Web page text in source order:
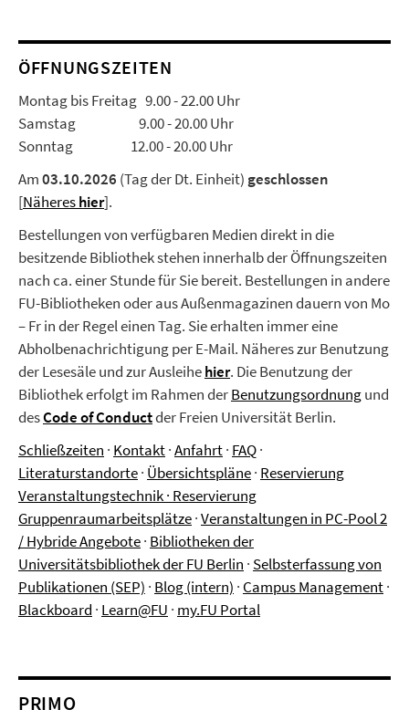
ÖFFNUNGSZEITEN
Montag bis Freitag 9.00 - 22.00 Uhr
Samstag 9.00 - 20.00 Uhr
Sonntag 12.00 - 20.00 Uhr
Am03.10.2026 (Tag der Dt. Einheit) geschlossen
[Nähereshier].
Bestellungen von verfügbaren Medien direkt in die
besitzende Bibliothek stehen innerhalb der Öffnungszeiten
nach ca. einer Stunde für Sie bereit. Bestellungen in andere
FU-Bibliotheken oder aus Außenmagazinen dauern von Mo
– Fr in der Regel einen Tag. Sie erhalten immer eine
Abholbenachrichtigung per E-Mail. Näheres zur Benutzung
der Lesesäle und zur Ausleihehier. Die Benutzung der
Bibliothek erfolgt im Rahmen derBenutzungsordnungund
desCode of Conductder Freien Universität Berlin.
Schließzeiten · Kontakt·Anfahrt· FAQ·
Literaturstandorte· Übersichtspläne· Reservierung
Veranstaltungstechnik· Reservierung
Gruppenraumarbeitsplätze·Veranstaltungen in PC-Pool 2
/ Hybride Angebote· Bibliotheken der
Universitätsbibliothek der FU Berlin · Selbsterfassung von
Publikationen (SEP) · Blog (intern) · Campus Management·
Blackboard · Learn@FU · my.FU Portal
PRIMO